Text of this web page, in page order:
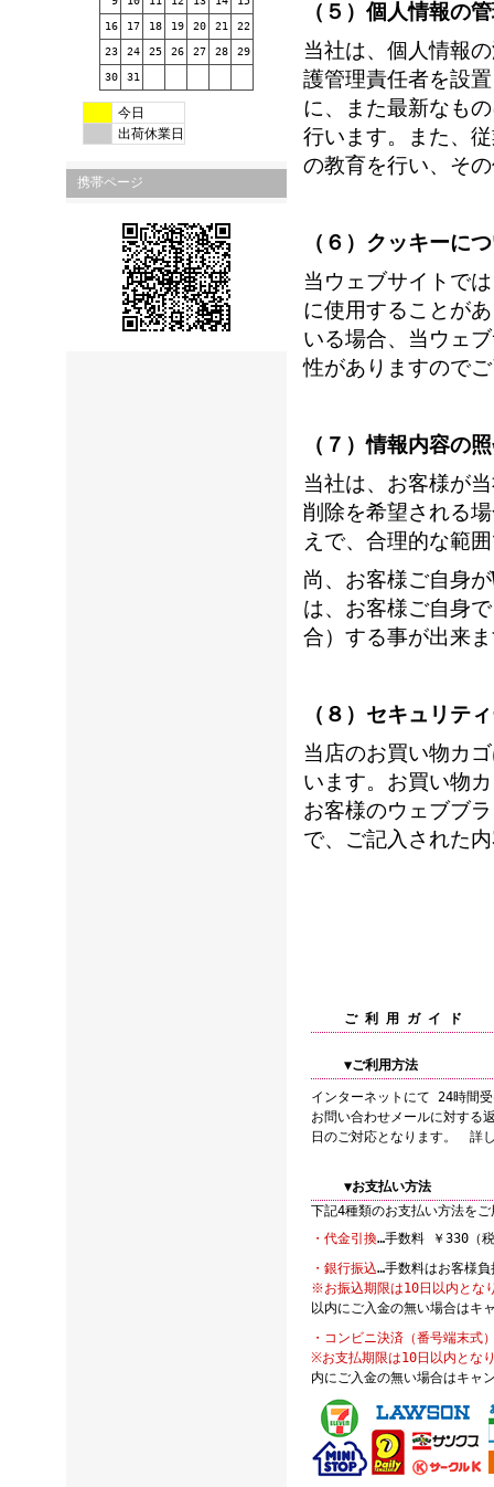
16 17 18 19 20 21 22
23 24 25 26 27 28 29
30 31
今日
出荷休業日
携帯ページ
（５）個人情報の
当社は、個人情報
護管理責任者を設
に、また最新なも
行います。また、
の教育を行い、そ
（６）クッキーに
当ウェブサイトで
に使用することが
いる場合、当ウェ
性がありますので
（７）情報内容の
当社は、お客様が
削除を希望される
えで、合理的な範
尚、お客様ご自身
は、お客様ご自身
合）する事が出来
（８）セキュリテ
当店のお買い物カ
います。お買い物
お客様のウェブブ
で、ご記入された
ご 利 用 ガ イ ド
▼ご利用方法
インターネットにて 24時間
お問い合わせメールに対する
日のご対応となります。 詳
▼お支払い方法
下記4種類のお支払い方法を
・代金引換…手数料 ￥330（
・銀行振込…手数料はお客様
※お振込期限は10日以内とな
以内にご入金の無い場合はキ
・コンビニ決済（番号端末式
※お支払期限は10日以内とな
内にご入金の無い場合はキャ